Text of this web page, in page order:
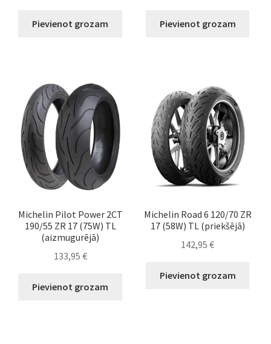
Pievienot grozam Pievienot grozam
Michelin Pilot Power 2CT
190/55 ZR 17 (75W) TL
(aizmugurējā)
133,95 €
Pievienot grozam
Michelin Road 6 120/70 ZR
17 (58W) TL (priekšējā)
142,95€
Pievienot grozam